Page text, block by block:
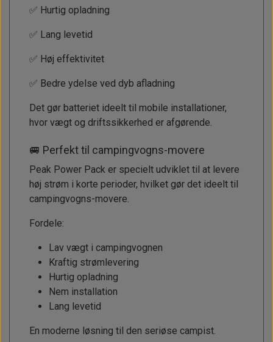
✅ Hurtig opladning
✅ Lang levetid
✅ Høj effektivitet
✅ Bedre ydelse ved dyb afladning
Det gør batteriet ideelt til mobile installationer,
hvor vægt og driftssikkerhed er afgørende.
🚐 Perfekt til campingvogns-movere
Peak Power Pack er specielt udviklet til at levere
høj strøm i korte perioder, hvilket gør det ideelt til
campingvogns-movere.
Fordele:
Lav vægt i campingvognen
Kraftig strømlevering
Hurtig opladning
Nem installation
Lang levetid
En moderne løsning til den seriøse campist.